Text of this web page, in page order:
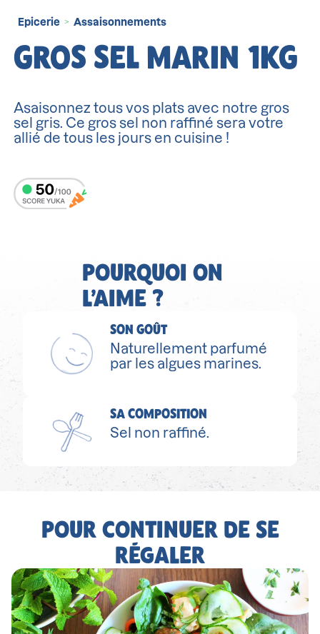
Epicerie > Assaisonnements
GROS SEL MARIN 1KG
Asaisonnez tous vos plats avec notre gros
sel gris. Ce gros sel non raffiné sera votre
allié de tous les jours en cuisine !
POURQUOI ON
L’AIME ?
SON GOÛT
Naturellement parfumé
par les algues marines.
SA COMPOSITION
Sel non raffiné.
POUR CONTINUER DE SE
RÉGALER